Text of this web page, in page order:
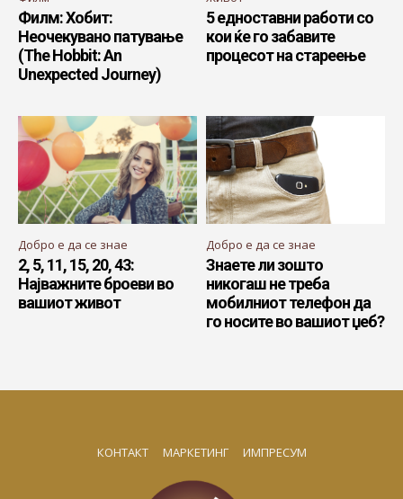
Филм: Хобит:
Неочекувано патување
(The Hobbit: An
Unexpected Journey)
5 едноставни работи со
кои ќе го забавите
процесот на стареење
Добро е да се знае
2, 5, 11, 15, 20, 43:
Најважните броеви во
вашиот живот
Добро е да се знае
Знаете ли зошто
никогаш не треба
мобилниот телефон да
го носите во вашиот џеб?
КОНТАКТ МАРКЕТИНГ ИМПРЕСУМ